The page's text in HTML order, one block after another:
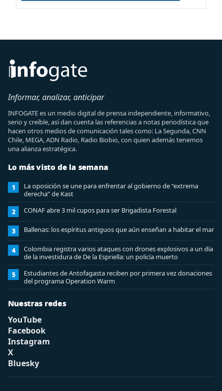
Informar, analizar, anticipar
INFOGATE es un medio digital de prensa independiente, informativo,
serio y creíble, así dan cuenta las referencias a notas periodística que
hacen otros medios de comunicación tales como: La Segunda, CNN
Chile, MEGA, ADN Radio, Radio Biobio, con quien además tenemos
una alianza estratégica.
Lo más visto de la semana
1
La oposición se une para enfrentar al gobierno de “extrema
derecha” de Kast
2 CONAF abre 3 mil cupos para ser Brigadista Forestal
3 Ballenas: los espíritus antiguos que aún enseñan a habitar el mar
4
Colombia registra varios ataques con drones explosivos a un día
de la investidura de De la Espriella: un policía muerto
5
Estudiantes de Antofagasta reciben por primera vez donaciones
del programa Operation Warm
Nuestras redes
YouTube
Facebook
Instagram
X
Bluesky